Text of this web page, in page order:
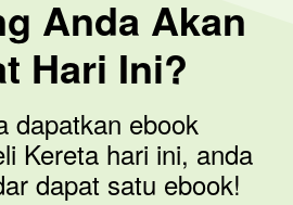
Anda Akan
Hari Ini?
dapatkan ebook
Kereta hari ini, anda
dapat satu ebook!